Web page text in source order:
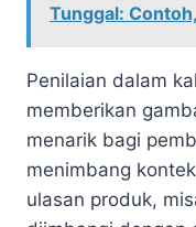
Tunggal:
Penilaian dalam
memberikan
menarik bagi
menimbang
ulasan produk,